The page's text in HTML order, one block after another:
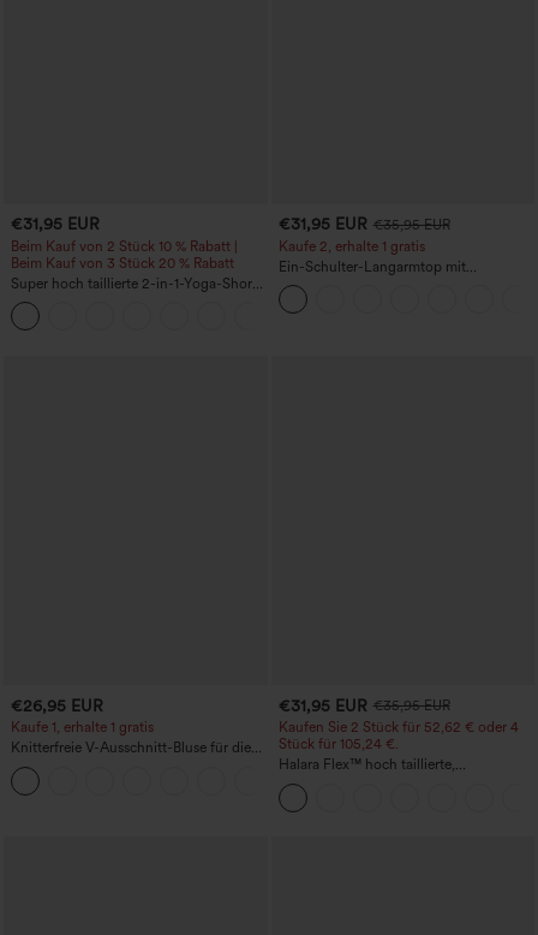
€31,95 EUR
Beim Kauf von 2 Stück 10 % Rabatt |
Beim Kauf von 3 Stück 20 % Rabatt
Super hoch taillierte 2-in-1-Yoga-Shorts
mit Gesäßtasche und Seitentasche-
längere Länge
€31,95 EUR €35,95 EUR
Kaufe 2, erhalte 1 gratis
Ein-Schulter-Langarmtop mit
Daumenloch, geschwungener Saum
(High-Low), schnell trocknend – Yoga-
Sporttop mit integriertem BH
€26,95 EUR
Kaufe 1, erhalte 1 gratis
Knitterfreie V-Ausschnitt-Bluse für die
Arbeit, kurzärmelig und oversized
€31,95 EUR €35,95 EUR
Kaufen Sie 2 Stück für 52,62 € oder 4
Stück für 105,24 €.
Halara Flex™ hoch taillierte,
figurformende Arbeitshose, die die Taille
schmaler wirken lässt, mit Taschen,
weitem Bein und Mikro-Waffelstruktur